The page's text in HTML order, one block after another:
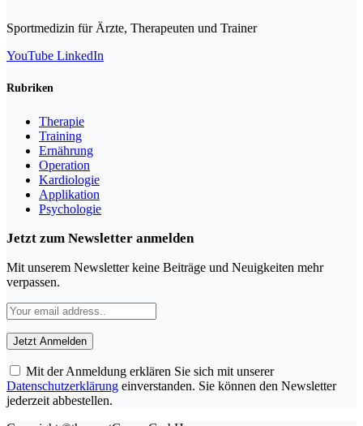
Sportmedizin für Ärzte, Therapeuten und Trainer
YouTube LinkedIn
Rubriken
Therapie
Training
Ernährung
Operation
Kardiologie
Applikation
Psychologie
Jetzt zum Newsletter anmelden
Mit unserem Newsletter keine Beiträge und Neuigkeiten mehr
verpassen.
Mit der Anmeldung erklären Sie sich mit unserer
Datenschutzerklärung einverstanden. Sie können den Newsletter
jederzeit abbestellen.